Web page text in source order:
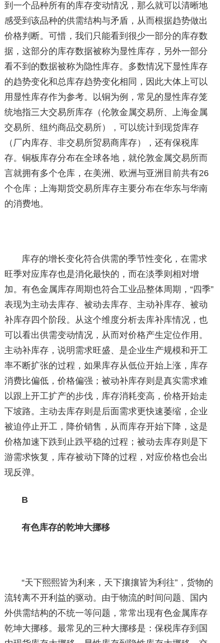
到一个品种所有的库存变动情况，那么就可以清晰地
感受到该品种的供需结构与矛盾，从而根据趋势做出
价格判断。可惜，我们只能看到很少一部分的库存数
据，这部分的库存数据被称为显性库存，另外一部分
看不到的数据被称为隐性库存。多数情况下显性库存
的趋势变化和总库存趋势变化相同，因此大体上可以
用显性库存作为参考。以铜为例，常见的显性库存笼
统地指三大交易所库存（伦敦金属交易所、上海金属
交易所、纽约商品交易所），可以统计到现货库存
（厂内库存、非交易所贸易商库存），还有保税库
存。铜板库存分布在全球各地，就伦敦金属交易所而
言就拥有多个仓库，在美洲、欧洲与亚洲目前共有26
个仓库；上海期货交易所库存主要分布在华东与华南
的消费地。
库存的增长变化符合供需的季节性变化，在需求
旺季对应库存也是消化最快的，而在淡季则相对增
加。有色金属库存周期也符合工业品整体周期，“四季”
表现为主动去库存、被动去库存、主动补库存、被动
补库存四个阶段。从这个维度分析去库补库情况，也
可以看出供需变动情况，从而对价格产生定位作用。
主动补库存，说明需求旺盛、是企业生产规模和开工
率不断扩张的过程，如果库存从低位开始上涨，库存
消费比偏低，价格偏强；被动补库存则是真实需求难
以跟上开工扩产的步伐，库存消耗变高，价格开始走
下坡路。主动去库存则是后面需求更快速萎缩，企业
被迫停止开工，降价销售，从而库存开始下降，这是
价格加速下跌到止跌平稳的过程；被动去库存则是下
游需求恢复，库存被动下降的过程，对应价格也会出
现反弹。
B
有色库存的乾坤大挪移
“天下熙熙皆为利来，天下攘攘皆为利往”，货物的
流转离不开利益的驱动。由于物流的时间问题、国内
外供需结构的不统一等问题，常常出现有色金属库存
乾坤大挪移。最常见的三种大挪移是：保税库存到国